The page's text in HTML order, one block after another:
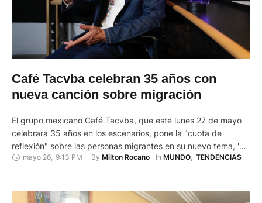
Café Tacvba celebran 35 años con
nueva canción sobre migración
El grupo mexicano Café Tacvba, que este lunes 27 de mayo
celebrará 35 años en los escenarios, pone la "cuota de
reflexión" sobre las personas migrantes en su nuevo tema, 'La
Bas(e)', cuyo videoclip se estrena ese mismo dia. Así lo
mayo 26 9:13 PM By Milton Rocano In MUNDO, TENDENCIAS